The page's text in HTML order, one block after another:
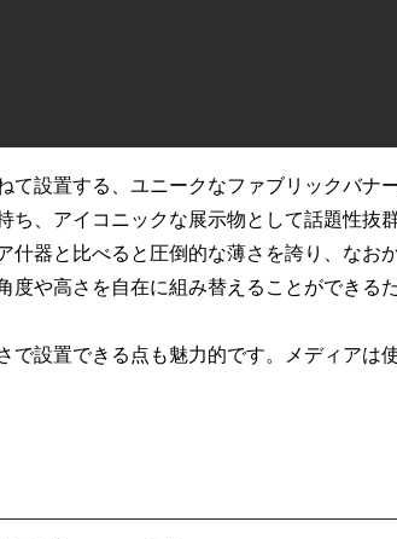
て設置する、ユニークなファブリックバナ
ち、アイコニックな展示物として話題性抜群
什器と比べると圧倒的な薄さを誇り、なお
度や高さを自在に組み替えることができる
で設置できる点も魅力的です。メディアは